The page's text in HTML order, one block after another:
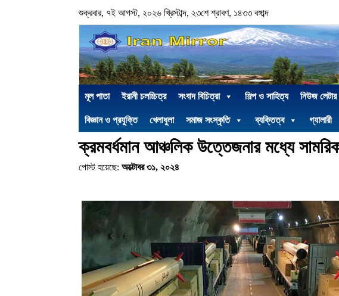
শুক্রবার, ৭ই আগস্ট, ২০২৬ খ্রিস্টাব্দ, ২৩শে শ্রাবণ, ১৪৩৩ বঙ্গাব্দ
মূল পাতা ইরানী চলচ্চিত্র সংবাদ বিচিত্রা শিল্প ও সাহিত্য নিউজ লেটার
বিজ্ঞান ও প্রযুক্তি খেলাধুলা সমাজ সংস্কৃতি ব্যক্তিত্ব গ্যালারী
ক্রমবর্ধমান আঞ্চলিক উত্তেজনার মধ্যে
পোস্ট হয়েছে: অক্টোবর ৩১, ২০২৪